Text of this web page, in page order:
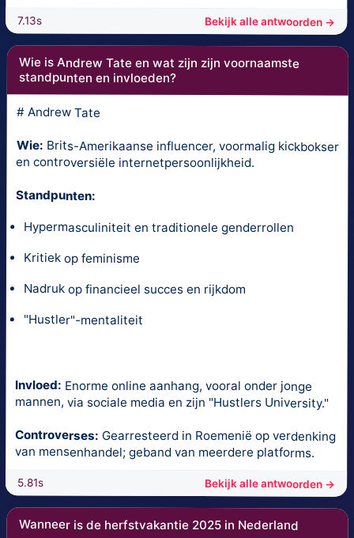
7.13s Bekijk alle antwoorden →
Wie is Andrew Tate en wat zijn zijn voornaamste
standpunten en invloeden?
# Andrew Tate
Wie: Brits-Amerikaanse influencer, voormalig kickbokser
en controversiële internetpersoonlijkheid.
Standpunten:
Hypermasculiniteit en traditionele genderrollen
Kritiek op feminisme
Nadruk op financieel succes en rijkdom
"Hustler"-mentaliteit
Invloed: Enorme online aanhang, vooral onder jonge
mannen, via sociale media en zijn "Hustlers University."
Controverses: Gearresteerd in Roemenië op verdenking
van mensenhandel; geband van meerdere platforms.
5.81s Bekijk alle antwoorden →
Wanneer is de herfstvakantie 2025 in Nederland